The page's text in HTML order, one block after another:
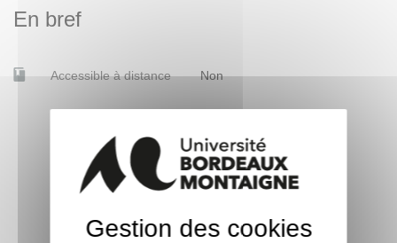
En bref
Accessible à distance Non
Gestion des cookies